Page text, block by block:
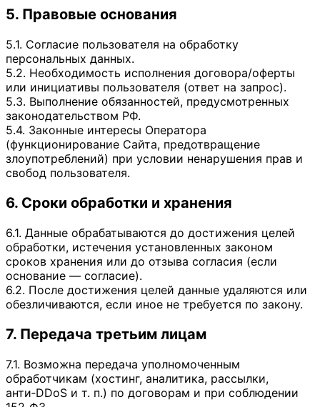
5. Правовые основания
5.1. Согласие пользователя на обработку
персональных данных.
5.2. Необходимость исполнения договора/оферты
или инициативы пользователя (ответ на запрос).
5.3. Выполнение обязанностей, предусмотренных
законодательством РФ.
5.4. Законные интересы Оператора
(функционирование Сайта, предотвращение
злоупотреблений) при условии ненарушения прав и
свобод пользователя.
6. Сроки обработки и хранения
6.1. Данные обрабатываются до достижения целей
обработки, истечения установленных законом
сроков хранения или до отзыва согласия (если
основание — согласие).
6.2. После достижения целей данные удаляются или
обезличиваются, если иное не требуется по закону.
7. Передача третьим лицам
7.1. Возможна передача уполномоченным
обработчикам (хостинг, аналитика, рассылки,
анти‑DDoS и т. п.) по договорам и при соблюдении